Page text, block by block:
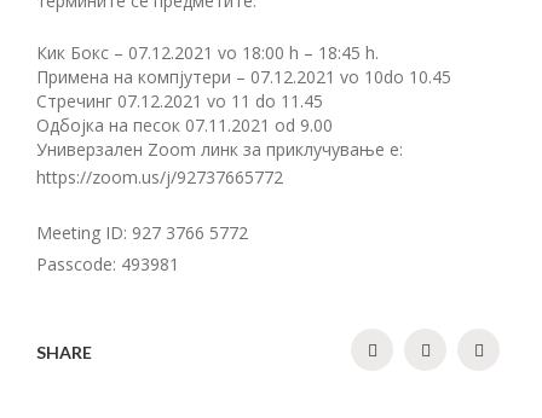
Кик Бокс – 07.12.2021 vo 18:00 h – 18:45 h.
Примена на компјутери – 07.12.2021 vo 10do 10.45
Стречинг 07.12.2021 vo 11 do 11.45
Одбојка на песок 07.11.2021 od 9.00
Универзален Zoom линк за приклучување е:
https://zoom.us/j/92737665772
Meeting ID: 927 3766 5772
Passcode: 493981
SHARE